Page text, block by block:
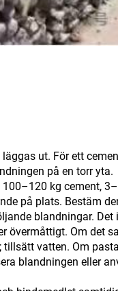
ut. För ett
på en torr yta.
kg cement,
på plats. Bestäm
blandningar.
övermåttigt. Om det
vatten. Om
blandningen eller